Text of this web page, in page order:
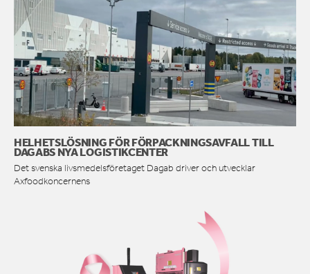
HELHETSLÖSNING FÖR FÖRPACKNINGSAVFALL TILL
DAGABS NYA LOGISTIKCENTER
Det svenska livsmedelsföretaget Dagab driver och utvecklar
Axfoodkoncernens